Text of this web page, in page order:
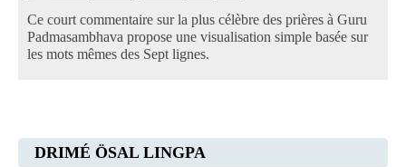
Ce court commentaire sur la plus célèbre des prières à Guru
Padmasambhava propose une visualisation simple basée sur
les mots mêmes des Sept lignes.
DRIMÉ ÖSAL LINGPA